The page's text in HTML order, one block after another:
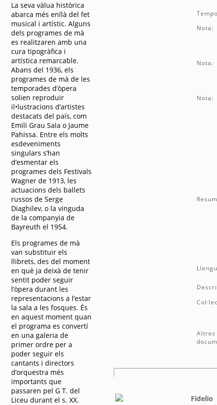
La seva vàlua històrica
abarca més enllà del fet
musical i artístic. Alguns
dels programes de mà
es realitzaren amb una
cura tipogràfica i
artística remarcable.
Abans del 1936, els
programes de mà de les
temporades d’òpera
solien reproduir
il•lustracions d’artistes
destacats del país, com
Emili Grau Sala o Jaume
Pahissa. Entre els molts
esdeveniments
singulars s’han
d’esmentar els
programes dels Festivals
Wagner de 1913, les
actuacions dels ballets
russos de Serge
Diaghilev, o la vinguda
de la companyia de
Bayreuth el 1954.
Els programes de mà
van substituir els
llibrets, des del moment
en què ja deixà de tenir
sentit poder seguir
l’òpera durant les
representacions a l’estar
la sala a les fosques. És
en aquest moment quan
el programa es convertí
en una galeria de
primer ordre per a
poder seguir els
cantants i directors
d’orquestra més
importants que
passaren pel G T. del
Liceu durant el s. XX.
Nota:
Nota:
Nota:
Altres
Fidelio